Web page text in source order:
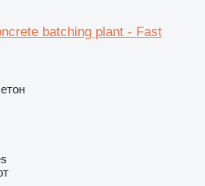
batching plant - Fast